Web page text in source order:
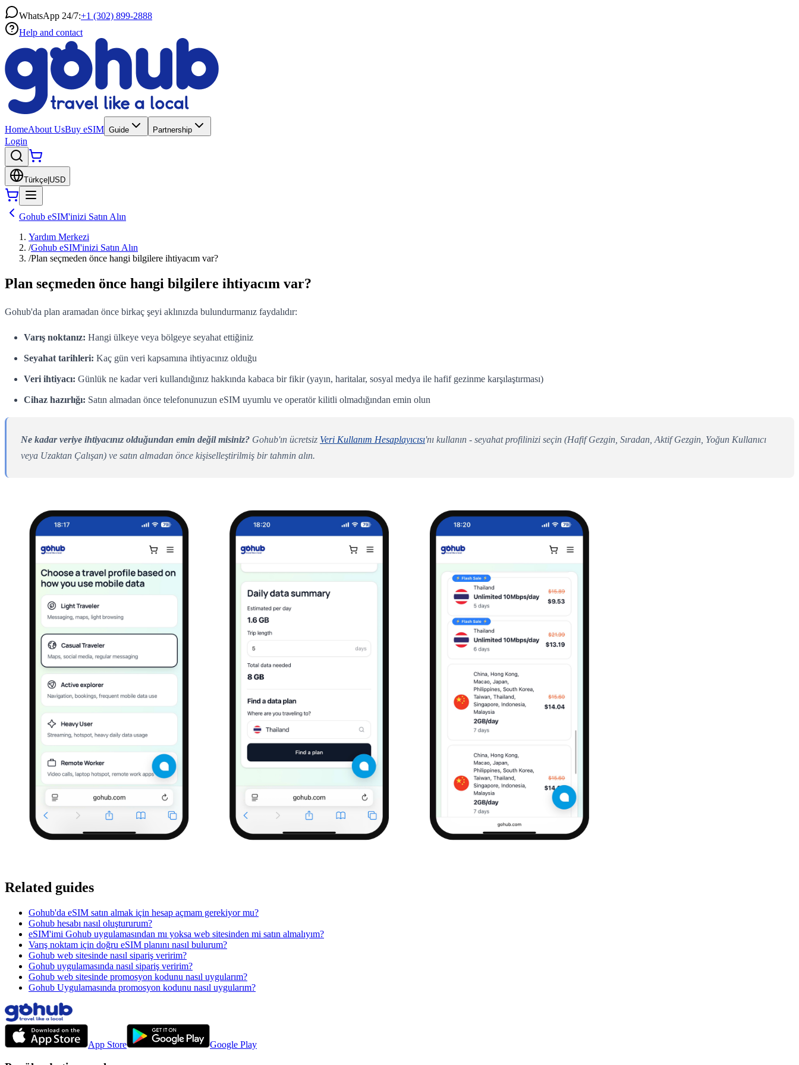
WhatsApp 24/7:+1 (302) 899-2888
Help and contact
HomeAbout UsBuy eSIM Guide Partnership
Login
Türkçe USD
Gohub eSIM'inizi Satın Alın
Yardım Merkezi
/Gohub eSIM'inizi Satın Alın
/Plan seçmeden önce hangi bilgilere ihtiyacım var?
Plan seçmeden önce hangi bilgilere ihtiyacım var?
Gohub'da plan aramadan önce birkaç şeyi aklınızda bulundurmanız faydalıdır:
Varış noktanız: Hangi ülkeye veya bölgeye seyahat ettiğiniz
Seyahat tarihleri: Kaç gün veri kapsamına ihtiyacınız olduğu
Veri ihtiyacı: Günlük ne kadar veri kullandığınız hakkında kabaca bir fikir (yayın, haritalar, sosyal medya ile hafif gezinme karşılaştırması)
Cihaz hazırlığı: Satın almadan önce telefonunuzun eSIM uyumlu ve operatör kilitli olmadığından emin olun
Ne kadar veriye ihtiyacınız olduğundan emin değil misiniz? Gohub'ın ücretsiz Veri Kullanım Hesaplayıcısı'nı kullanın - seyahat profilinizi seçin (Hafif Gezgin, Sıradan, Aktif Gezgin, Yoğun Kullanıcı
veya Uzaktan Çalışan) ve satın almadan önce kişiselleştirilmiş bir tahmin alın.
Related guides
Gohub'da eSIM satın almak için hesap açmam gerekiyor mu?
Gohub hesabı nasıl oluştururum?
eSIM'imi Gohub uygulamasından mı yoksa web sitesinden mi satın almalıyım?
Varış noktam için doğru eSIM planını nasıl bulurum?
Gohub web sitesinde nasıl sipariş veririm?
Gohub uygulamasında nasıl sipariş veririm?
Gohub web sitesinde promosyon kodunu nasıl uygularım?
Gohub Uygulamasında promosyon kodunu nasıl uygularım?
App Store Google Play